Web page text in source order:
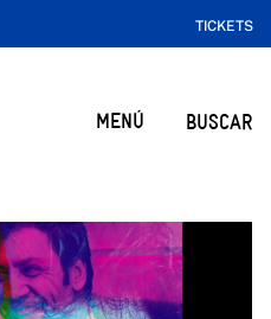
TICKETS
MENÚ BUSCAR